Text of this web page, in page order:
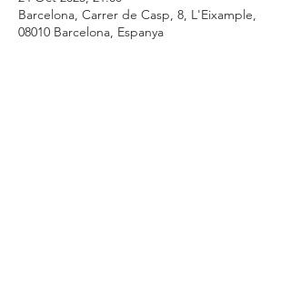
Barcelona, Carrer de Casp, 8, L'Eixample,
08010 Barcelona, Espanya